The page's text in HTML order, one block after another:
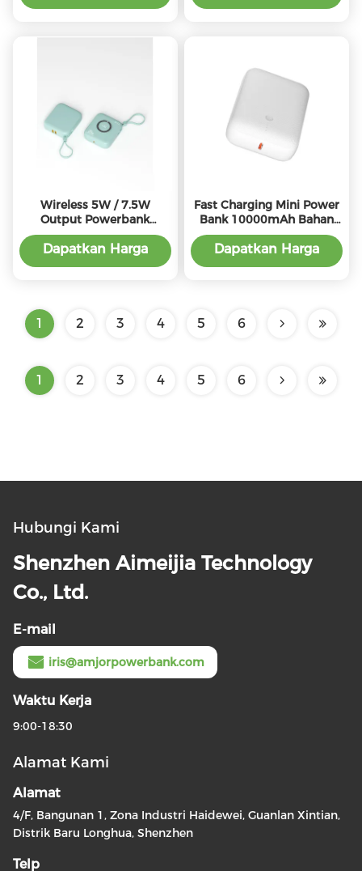
Wireless 5W / 7.5W
Output Powerbank
Kompak, Powerbank
Portable Ringan
Dapatkan Harga
Fast Charging Mini Power
Bank 10000mAh Bahan
ABS Hitam / Putih
Dapatkan Harga
1 2 3 4 5 6
1 2 3 4 5 6
Hubungi Kami
Shenzhen Aimeijia Technology
Co., Ltd.
E-mail
iris@amjorpowerbank.com
Waktu Kerja
9:00-18:30
Alamat Kami
Alamat
4/F, Bangunan 1, Zona Industri Haidewei, Guanlan Xintian,
Distrik Baru Longhua, Shenzhen
Telp